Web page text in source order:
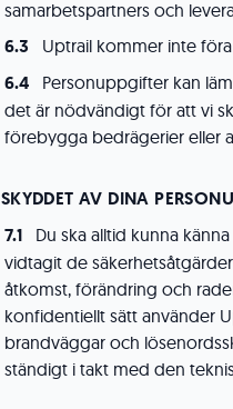
samarbetspartners och
Uptrail kommer inte
Personuppgifter kan
det är nödvändigt för att vi
förebygga bedrägerier eller
SKYDDET AV DINA
Du ska alltid kunna
vidtagit de
åtkomst, förändring och
konfidentiellt sätt använder
brandväggar och
ständigt i takt med den